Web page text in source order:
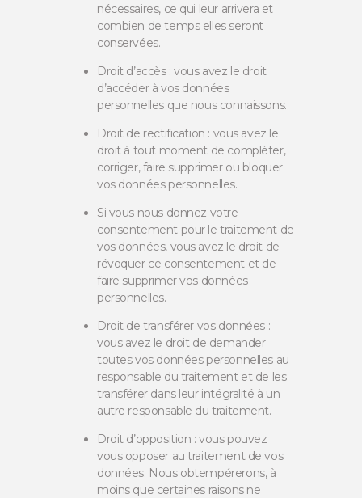
nécessaires, ce qui leur arrivera et
combien de temps elles seront
conservées.
Droit d’accès : vous avez le droit
d’accéder à vos données
personnelles que nous connaissons.
Droit de rectification : vous avez le
droit à tout moment de compléter,
corriger, faire supprimer ou bloquer
vos données personnelles.
Si vous nous donnez votre
consentement pour le traitement de
vos données, vous avez le droit de
révoquer ce consentement et de
faire supprimer vos données
personnelles.
Droit de transférer vos données :
vous avez le droit de demander
toutes vos données personnelles au
responsable du traitement et de les
transférer dans leur intégralité à un
autre responsable du traitement.
Droit d’opposition : vous pouvez
vous opposer au traitement de vos
données. Nous obtempérerons, à
moins que certaines raisons ne